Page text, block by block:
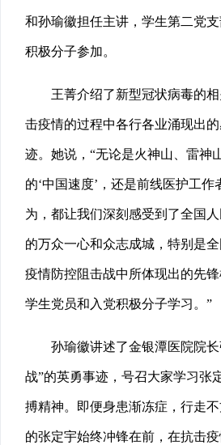
和孙瑜徽担任主讲，学生第二党
积极分子参加。
王菁介绍了新型冠状病毒的相
击疫情的过程中各行各业涌现出
迹。她说，“无论是火神山、雷神
的‘中国速度’，还是前线医护工
为，都让我们深刻感受到了全国
的万众一心和众志成城，特别是
疫情防控阻击战中所体现出的先
学生党员和入党积极分子学习。”
孙瑜徽讲述了金银潭医院院长
战”的英勇事迹，号召大家学习张
搏精神。即便身患渐冻症，行走
的张定宇始终冲锋在前，在抗击